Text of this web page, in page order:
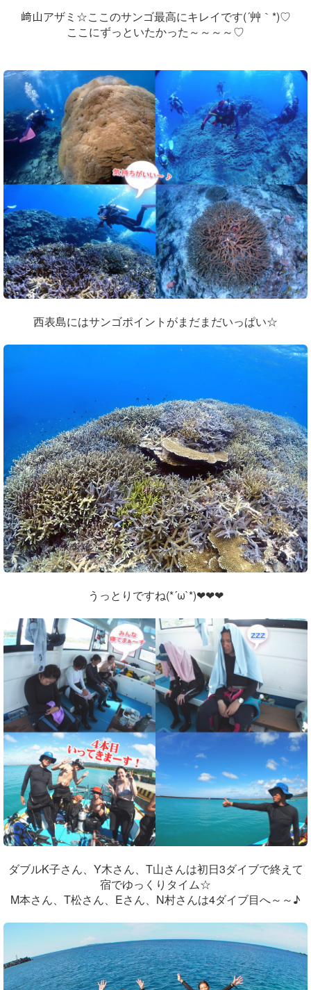
﨑山アザミ☆ここのサンゴ最高にキレイです(´艸｀*)♡
ここにずっといたかった～～～～♡
西表島にはサンゴポイントがまだまだいっぱい☆
うっとりですね(*´ω`*)❤❤❤
ダブルK子さん、Y木さん、T山さんは初日3ダイブで終えて
宿でゆっくりタイム☆
M本さん、T松さん、Eさん、N村さんは4ダイブ目へ～～♪